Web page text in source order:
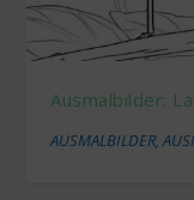
Ausmalbilder:
AUSMALBILDER,